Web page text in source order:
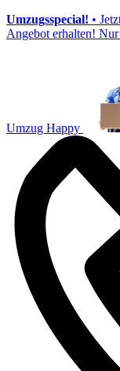
Umzugsspecial! •
Angebot erhalten!
Umzug Happy